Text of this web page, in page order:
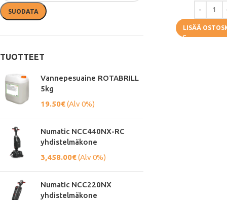
SUODATA
TUOTTEET
Vannepesuaine ROTABRILL
5kg
19.50€(Alv 0%)
Numatic NCC440NX-RC
yhdistelmäkone
3,458.00€(Alv 0%)
Numatic NCC220NX
yhdistelmäkone
LISÄÄ